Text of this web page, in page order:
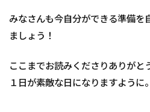
みなさんも今自分ができる準備を
ましょう！
ここまでお読みくださりありがと
１日が素敵な日になりますように